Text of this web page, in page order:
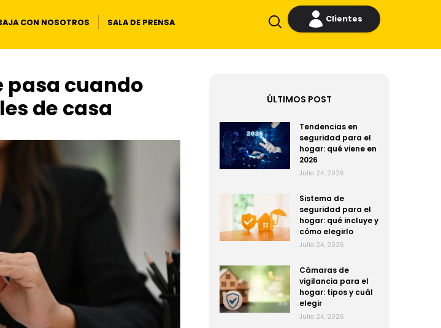
CON NOSOTROS SALA DE PRENSA Clientes
pasa cuando
de casa
ÚLTIMOS POST
Tendencias en
seguridad para el
hogar: qué viene en
2026
Julio 24, 2026
Sistema de
seguridad para el
hogar: qué incluye y
cómo elegirlo
Julio 24, 2026
Cámaras de
vigilancia para el
hogar: tipos y cuál
elegir
Julio 24, 2026